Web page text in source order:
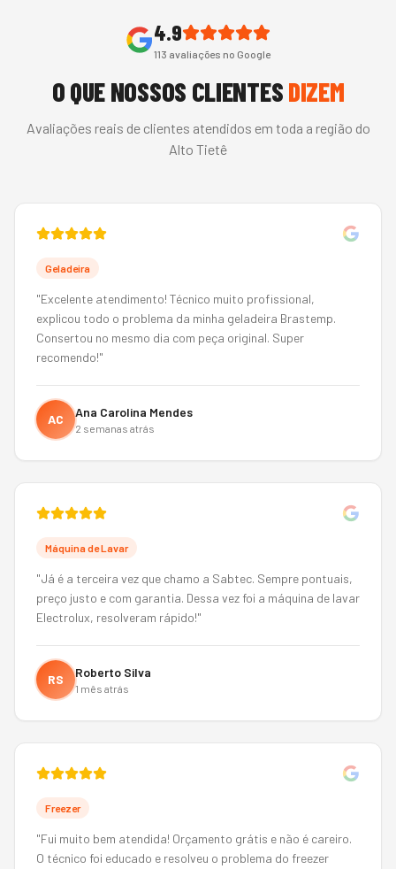
4.9
113 avaliações no Google
O QUE NOSSOS CLIENTESDIZEM
Avaliações reais de clientes atendidos em toda a região do
Alto Tietê
Geladeira
"Excelente atendimento! Técnico muito profissional,
explicou todo o problema da minha geladeira Brastemp.
Consertou no mesmo dia com peça original. Super
recomendo!"
AC Ana Carolina Mendes
2 semanas atrás
Máquina de Lavar
"Já é a terceira vez que chamo a Sabtec. Sempre pontuais,
preço justo e com garantia. Dessa vez foi a máquina de lavar
Electrolux, resolveram rápido!"
RS Roberto Silva
1 mês atrás
Freezer
"Fui muito bem atendida! Orçamento grátis e não é careiro.
O técnico foi educado e resolveu o problema do freezer